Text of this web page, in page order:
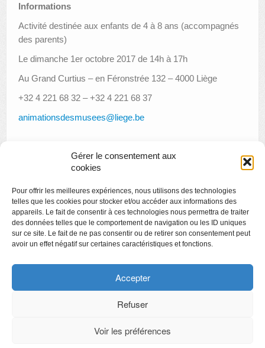
Gérer le consentement aux
cookies
Pour offrir les meilleures expériences, nous utilisons des technologies
telles que les cookies pour stocker et/ou accéder aux informations des
appareils. Le fait de consentir à ces technologies nous permettra de traiter
des données telles que le comportement de navigation ou les ID uniques
sur ce site. Le fait de ne pas consentir ou de retirer son consentement peut
avoir un effet négatif sur certaines caractéristiques et fonctions.
Accepter
Refuser
Voir les préférences
Informations
Activité destinée aux enfants de 4 à 8 ans (accompagnés
des parents)
Le dimanche 1er octobre 2017 de 14h à 17h
Au Grand Curtius – en Féronstrée 132 – 4000 Liège
+32 4 221 68 32 – +32 4 221 68 37
animationsdesmusees@liege.be
Urbanus : exposition photo
Concert de musique classique gratuit : Eugène et Théo
Ysaÿe
Copyright
Politique de confidentialité
Chartes des engagements des opérateurs culturels